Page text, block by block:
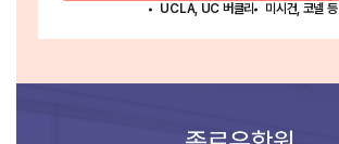
UCLA, UC 버클리
미시건, 코넬 등